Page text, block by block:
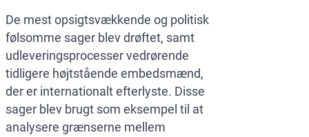
De mest opsigtsvækkende og politisk
følsomme sager blev drøftet, samt
udleveringsprocesser vedrørende
tidligere højtstående embedsmænd,
der er internationalt efterlyste. Disse
sager blev brugt som eksempel til at
analysere grænserne mellem